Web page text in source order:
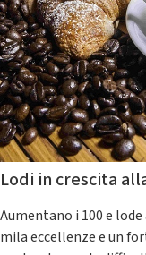
Lodi in crescita
Aumentano i 100 e
mila eccellenze e un